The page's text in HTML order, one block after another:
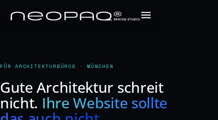
FÜR ARCHITEKTURBÜROS · MÜNCHEN
Gute Architektur schreit
nicht. Ihre Website sollte